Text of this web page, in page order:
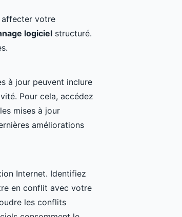
votre
logiciel structuré.
à jour peuvent inclure
Pour cela, accédez
mises à jour
améliorations
Internet. Identifiez
en conflit avec votre
les conflits